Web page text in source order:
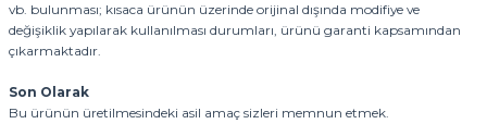
vb. bulunması; kısaca ürünün üzerinde orijinal dışında modifiye ve
değişiklik yapılarak kullanılması durumları, ürünü garanti kapsamından
çıkarmaktadır.
Son Olarak
Bu ürünün üretilmesindeki asil amaç sizleri memnun etmek.